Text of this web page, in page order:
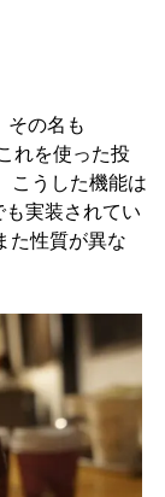
の名も
れを使った投
こうした機能は
実装されてい
た性質が異な